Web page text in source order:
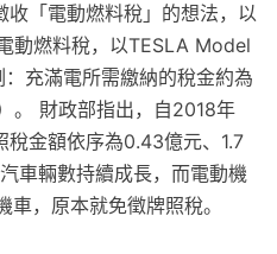
「電動燃料稅」的想法，以
動燃料稅，以TESLA Model
充滿電所需繳納的稅金約為
。 財政部指出，自2018年
金額依序為0.43億元、1.7
車輛數持續成長，而電動機
，原本就免徵牌照稅。